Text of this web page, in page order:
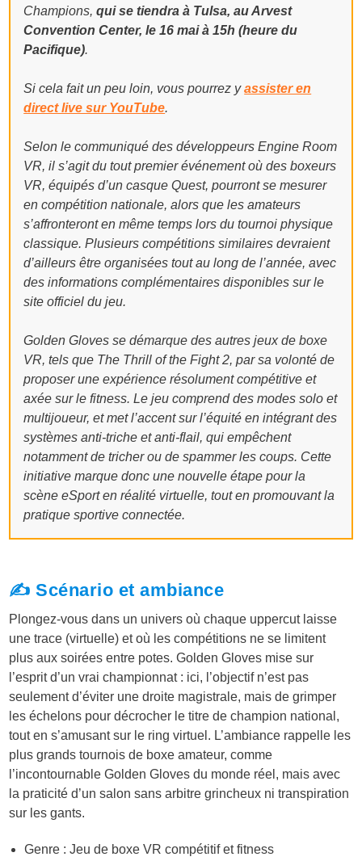
Champions,qui se tiendra à Tulsa, au Arvest
Convention Center, le 16 mai à 15h (heure du
Pacifique).
Si cela fait un peu loin, vous pourrez yassister en
direct live sur YouTube.
Selon le communiqué des développeurs Engine Room
VR, il s’agit du tout premier événement où des boxeurs
VR, équipés d’un casque Quest, pourront se mesurer
en compétition nationale, alors que les amateurs
s’affronteront en même temps lors du tournoi physique
classique. Plusieurs compétitions similaires devraient
d’ailleurs être organisées tout au long de l’année, avec
des informations complémentaires disponibles sur le
site officiel du jeu.
Golden Gloves se démarque des autres jeux de boxe
VR, tels que The Thrill of the Fight 2, par sa volonté de
proposer une expérience résolument compétitive et
axée sur le fitness. Le jeu comprend des modes solo et
multijoueur, et met l’accent sur l’équité en intégrant des
systèmes anti-triche et anti-flail, qui empêchent
notamment de tricher ou de spammer les coups. Cette
initiative marque donc une nouvelle étape pour la
scène eSport en réalité virtuelle, tout en promouvant la
pratique sportive connectée.
✍️ Scénario et ambiance
Plongez-vous dans un univers où chaque uppercut laisse
une trace (virtuelle) et où les compétitions ne se limitent
plus aux soirées entre potes. Golden Gloves mise sur
l’esprit d’un vrai championnat : ici, l’objectif n’est pas
seulement d’éviter une droite magistrale, mais de grimper
les échelons pour décrocher le titre de champion national,
tout en s’amusant sur le ring virtuel. L’ambiance rappelle les
plus grands tournois de boxe amateur, comme
l’incontournable Golden Gloves du monde réel, mais avec
la praticité d’un salon sans arbitre grincheux ni transpiration
sur les gants.
Genre : Jeu de boxe VR compétitif et fitness